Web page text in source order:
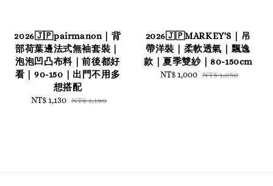
2026🇯🇵pairmanon｜背
部荷葉邊法式無袖套裝｜
泡泡凹凸布料｜前後都好
看｜90-150｜出門不用多
想搭配
Sale
NT$ 1,130 Regular
NT$ 1,190
2026🇯🇵MARKEY'S｜吊
帶洋裝｜柔軟透氣｜飄逸
款｜夏季雙紗｜80-150cm
Sale
NT$ 1,000 Regular
NT$ 1,050